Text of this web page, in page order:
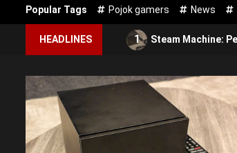
Popular Tags Pojok gamers News
HEADLINES 1 Steam Machine: